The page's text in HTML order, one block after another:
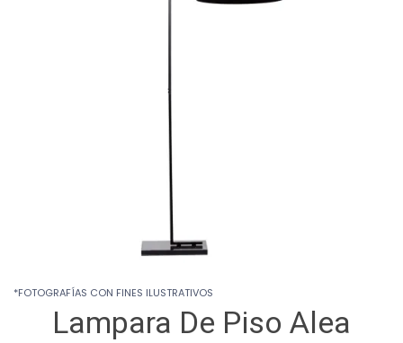
Lampara De Piso Alea
to
beginning
*FOTOGRAFÍAS CON FINES ILUSTRATIVOS